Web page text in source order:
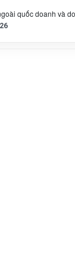
quốc doanh và